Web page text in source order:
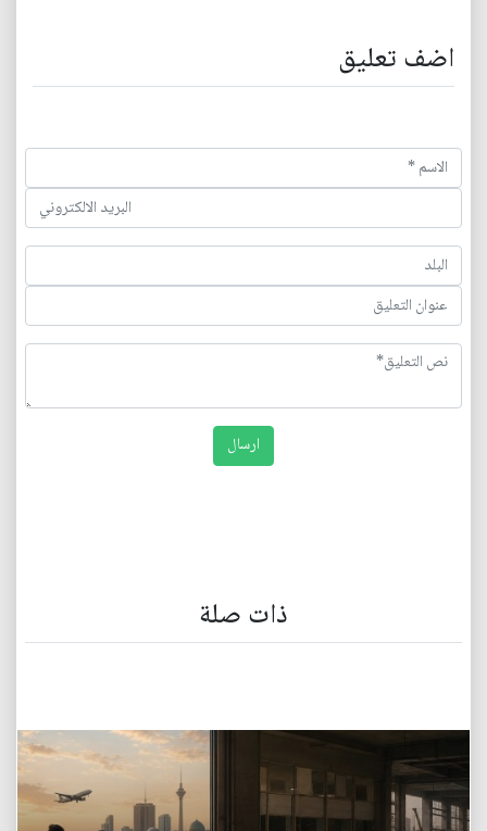
اضف تعليق
ذات صلة